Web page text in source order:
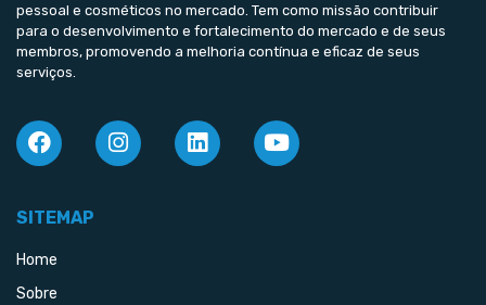
pessoal e cosméticos no mercado. Tem como missão contribuir
para o desenvolvimento e fortalecimento do mercado e de seus
membros, promovendo a melhoria contínua e eficaz de seus
serviços.
SITEMAP
Home
Sobre